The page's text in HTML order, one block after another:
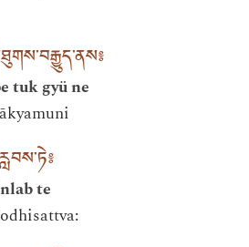
tuk gyü ne
te